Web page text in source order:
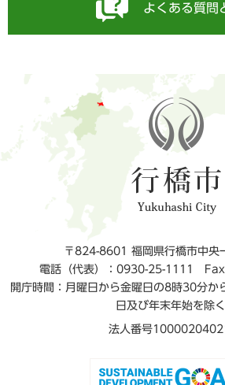
よくある質問
〒824-8601 福岡県行橋市中央
電話（代表）：0930-25-1111
開庁時間：月曜日から金曜日の8時30分か
日及び年末年始を除く
法人番号